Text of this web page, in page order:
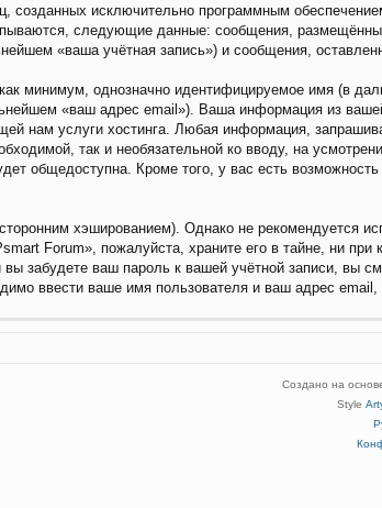
созданных исключительно программным
следующие данные: сообщения,
«ваша учётная запись») и сообщения,
минимум, однозначно идентифицируемое имя (в
«ваш адрес email»). Ваша информация из
нам услуги хостинга. Любая информация,
так и необязательной ко вводу, на
общедоступна. Кроме того, у вас есть
хэшированием). Однако не рекомендуется
Forum», пожалуйста, храните его в тайне, ни
забудете ваш пароль к вашей учётной записи, вы
ввести ваше имя пользователя и ваш адрес
Создано на
Style